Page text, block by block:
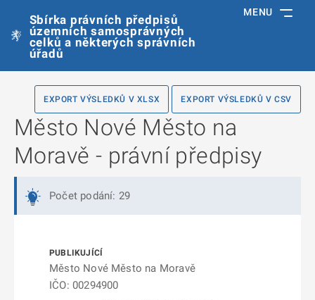
Sbírka právních předpisů
územních samosprávných
celků a některých správních
úřadů
MENU
EXPORT VÝSLEDKŮ V XLSX EXPORT VÝSLEDKŮ V CSV
Město Nové Město na
Moravě - právní předpisy
Počet podání: 29
Město Nové Město na Moravě
IČO: 00294900